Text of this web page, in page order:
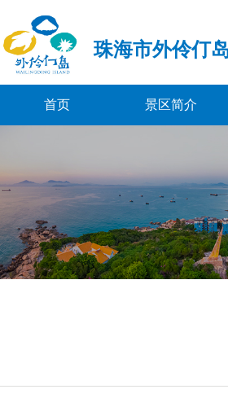
珠海市外伶仃
首页 景区简介